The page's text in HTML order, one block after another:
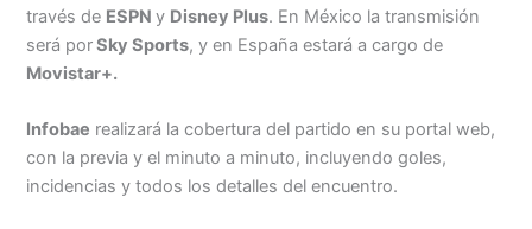
través de ESPNy Disney Plus. En México la transmisión
será porSky Sports, y en España estará a cargo de
Movistar+.
Infobae realizará la cobertura del partido en su portal web,
con la previa y el minuto a minuto, incluyendo goles,
incidencias y todos los detalles del encuentro.